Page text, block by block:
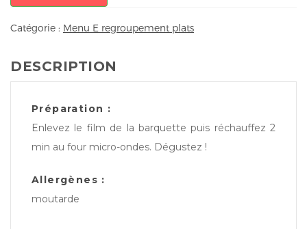
Catégorie : Menu E regroupement plats
DESCRIPTION
Préparation :
Enlevez le film de la barquette puis réchauffez 2
min au four micro-ondes. Dégustez !
Allergènes :
moutarde